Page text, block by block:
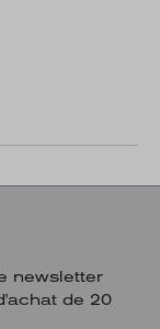
newsletter
de 20